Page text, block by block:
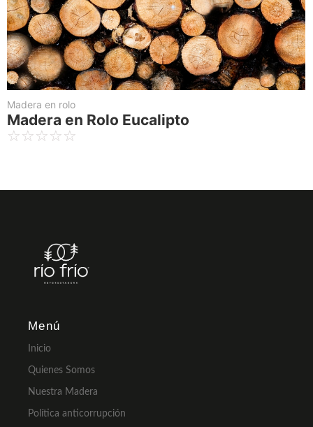
Madera en rolo
Madera en Rolo Eucalipto
☆☆☆☆☆
Menú
Inicio
Quienes Somos
Nuestra Madera
Política anticorrupción